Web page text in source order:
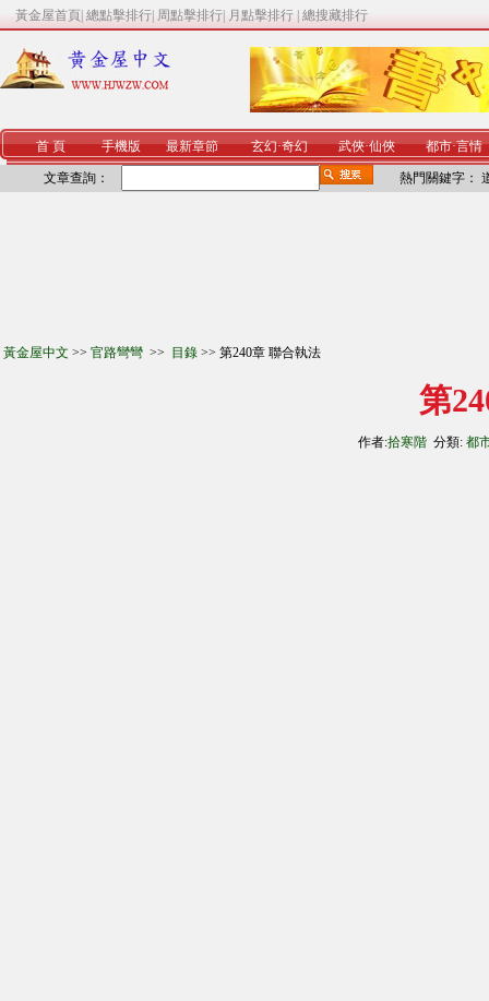
黃金屋首頁 總點擊排行 周點擊排行 月點擊排行 總搜藏排行
首 頁 手機版 最新章節 玄幻·奇幻 武俠·仙俠 都市·言情
文章查詢： 熱門關鍵字：
黃金屋中文 >> 官路彎彎 >> 目錄 >> 第240章 聯合執法
第
作者:拾寒階 分類: 都